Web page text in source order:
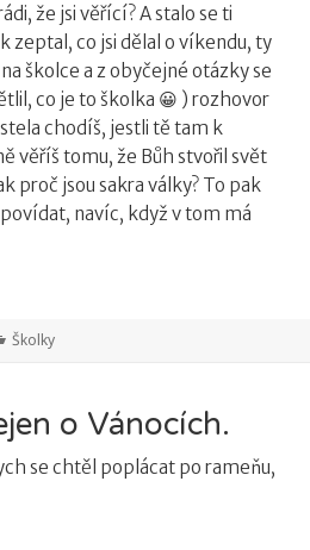
že jsi věřící? A stalo se ti
zeptal, co jsi dělal o víkendu, ty
školce a z obyčejné otázky se
co je to školka 😀 ) rozhovor
chodíš, jestli tě tam k
věříš tomu, že Bůh stvořil svět
proč jsou sakra války? To pak
navíc, když v tom má
školka v Boskovicích 2018
Rubriky:
Školky
o Vánocích.
se chtěl poplácat po rameňu,
plní nejen o Vánocích.